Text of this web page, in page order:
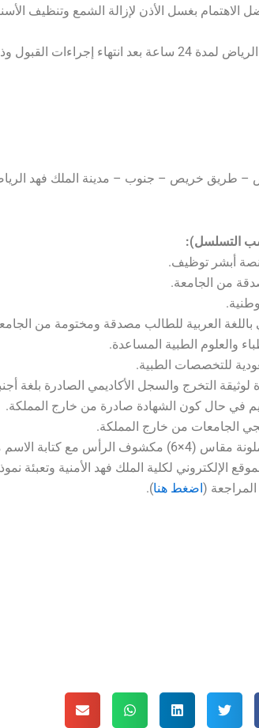
بغسل الأذن لإزالة الشمع وتنظيف
– على الطالب البقاء في مدينة الرياض لمدة 24 ساعة بعد انتهاء
– طريق خريص – جنوب – مدينة الملك فهد
التسلسل):
الإلكتروني لكلية الملك فهد الأمنية وتعبئة
المراجعة (اضغط هنا).